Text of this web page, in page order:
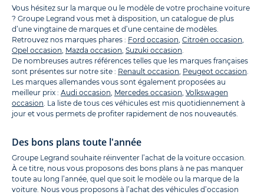
Vous hésitez sur la marque ou le modèle de votre prochaine voiture
? Groupe Legrand vous met à disposition, un catalogue de plus
d’une vingtaine de marques et d’une centaine de modèles.
Retrouvez nos marques phares : Ford occasion, Citroën occasion,
Opel occasion, Mazda occasion, Suzuki occasion.
De nombreuses autres références telles que les marques françaises
sont présentes sur notre site : Renault occasion, Peugeot occasion.
Les marques allemandes vous sont également proposées au
meilleur prix : Audi occasion, Mercedes occasion, Volkswagen
occasion. La liste de tous ces véhicules est mis quotidiennement à
jour et vous permets de profiter rapidement de nos nouveautés.
Des bons plans toute l'année
Groupe Legrand souhaite réinventer l’achat de la voiture occasion.
À ce titre, nous vous proposons des bons plans à ne pas manquer
toute au long l’année, quel que soit le modèle ou la marque de la
voiture. Nous vous proposons à l’achat des véhicules d’occasion